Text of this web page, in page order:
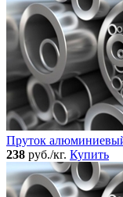
Пруток
238 руб./кг. Купить